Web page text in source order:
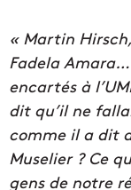
« Martin
Fadela
encartés à
dit qu’il ne
comme il a dit
Muselier ? Ce
gens de notre